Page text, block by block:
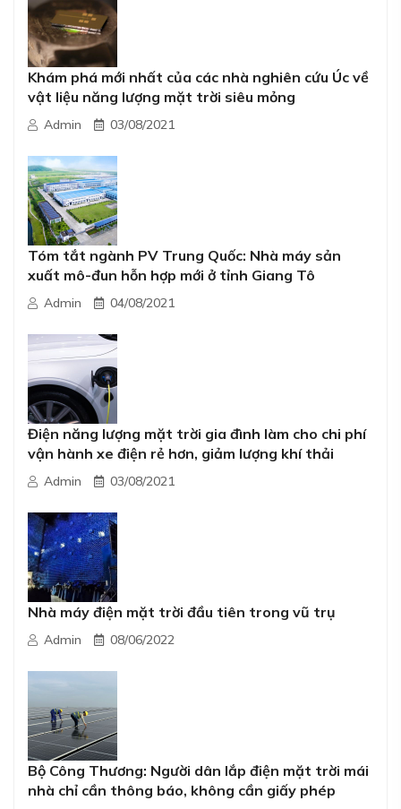
Khám phá mới nhất của các nhà nghiên cứu Úc về
vật liệu năng lượng mặt trời siêu mỏng
Admin 03/08/2021
Tóm tắt ngành PV Trung Quốc: Nhà máy sản
xuất mô-đun hỗn hợp mới ở tỉnh Giang Tô
Admin 04/08/2021
Điện năng lượng mặt trời gia đình làm cho chi phí
vận hành xe điện rẻ hơn, giảm lượng khí thải
Admin 03/08/2021
Nhà máy điện mặt trời đầu tiên trong vũ trụ
Admin 08/06/2022
Bộ Công Thương: Người dân lắp điện mặt trời mái
nhà chỉ cần thông báo, không cần giấy phép